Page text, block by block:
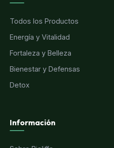
Todos los Productos
Energía y Vitalidad
Fortaleza y Belleza
Bienestar y Defensas
Detox
Información